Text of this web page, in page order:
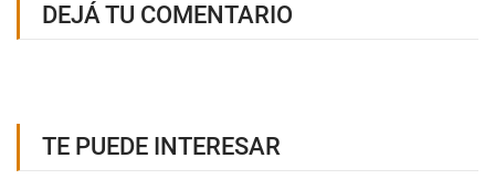
DEJÁ TU COMENTARIO
TE PUEDE INTERESAR